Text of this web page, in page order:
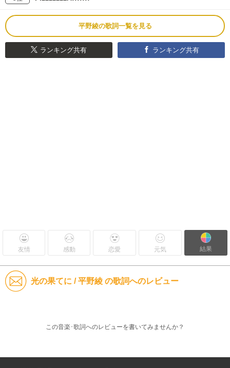
平野綾の歌詞一覧を見る
ランキング共有 ランキング共有
友情 感動 恋愛 元気 結果
光の果てに / 平野綾 の歌詞へのレビュー
この音楽･歌詞へのレビューを書いてみませんか？